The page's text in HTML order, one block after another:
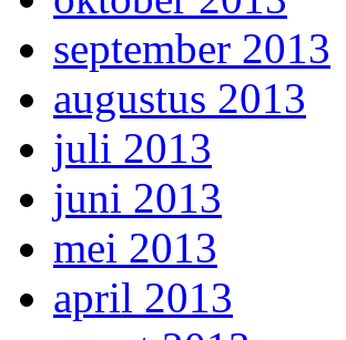
september 2013
augustus 2013
juli 2013
juni 2013
mei 2013
april 2013